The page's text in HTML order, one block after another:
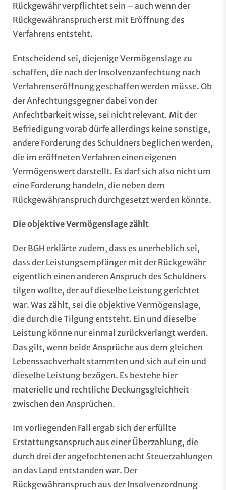
Rückgewähr verpflichtet sein – auch wenn der
Rückgewähranspruch erst mit Eröffnung des
Verfahrens entsteht.
Entscheidend sei, diejenige Vermögenslage zu
schaffen, die nach der Insolvenzanfechtung nach
Verfahrenseröffnung geschaffen werden müsse. Ob
der Anfechtungsgegner dabei von der
Anfechtbarkeit wisse, sei nicht relevant. Mit der
Befriedigung vorab dürfe allerdings keine sonstige,
andere Forderung des Schuldners beglichen werden,
die im eröffneten Verfahren einen eigenen
Vermögenswert darstellt. Es darf sich also nicht um
eine Forderung handeln, die neben dem
Rückgewähranspruch durchgesetzt werden könnte.
Die objektive Vermögenslage zählt
Der BGH erklärte zudem, dass es unerheblich sei,
dass der Leistungsempfänger mit der Rückgewähr
eigentlich einen anderen Anspruch des Schuldners
tilgen wollte, der auf dieselbe Leistung gerichtet
war. Was zählt, sei die objektive Vermögenslage,
die durch die Tilgung entsteht. Ein und dieselbe
Leistung könne nur einmal zurückverlangt werden.
Das gilt, wenn beide Ansprüche aus dem gleichen
Lebenssachverhalt stammten und sich auf ein und
dieselbe Leistung bezögen. Es bestehe hier
materielle und rechtliche Deckungsgleichheit
zwischen den Ansprüchen.
Im vorliegenden Fall ergab sich der erfüllte
Erstattungsanspruch aus einer Überzahlung, die
durch drei der angefochtenen acht Steuerzahlungen
an das Land entstanden war. Der
Rückgewähranspruch aus der Insolvenzordnung